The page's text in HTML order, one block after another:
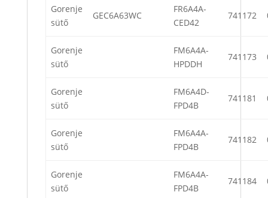
Gorenje
sütő
GEC6A63WC
FR6A4A-
CED42
741172
Gorenje
sütő
FM6A4A-
HPDDH
741173
Gorenje
sütő
FM6A4D-
FPD4B
741181
Gorenje
sütő
FM6A4A-
FPD4B
741182
Gorenje
sütő
FM6A4A-
FPD4B
741184